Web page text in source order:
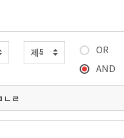
OR
AND